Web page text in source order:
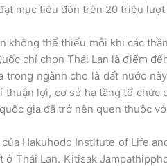
mục tiêu đón trên 20 triệu lượt
không thể thiếu mỗi khi các
chỉ chọn Thái Lan là điểm
trong ngành cho là đất nước
thuận lợi, cơ sở hạ tầng tổ
gia đã trở nên quen thuộc
Hakuhodo Institute of Life
Thái Lan. Kitisak